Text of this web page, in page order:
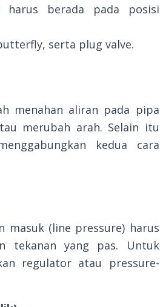
harus berada pada posisi
serta plug valve.
menahan aliran pada pipa
merubah arah. Selain itu
kedua cara
masuk (line pressure) harus
tekanan yang pas. Untuk
regulator atau pressure-